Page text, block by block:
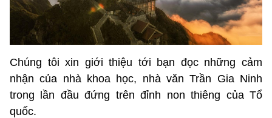
Chúng tôi xin giới thiệu tới bạn đọc những cảm
nhận của nhà khoa học, nhà văn Trần Gia Ninh
trong lần đầu đứng trên đỉnh non thiêng của Tổ
quốc.